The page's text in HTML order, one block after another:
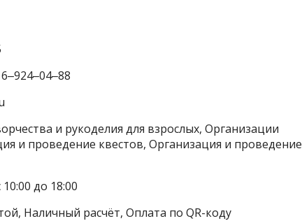
и рукоделия для взрослых, Организации
и проведение квестов, Организация и проведение
до 18:00
Наличный расчёт, Оплата по QR-коду